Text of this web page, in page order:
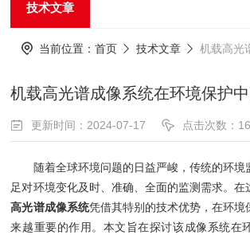
技术文章
当前位置：首页 技术文章 机载高光谱成像
机载高光谱成像系统在环境保护
更新时间：2024-07-17 点击次数：
随着全球环境问题的日益严峻，传统的环境
足对环境变化及时、准确、全面的监测需求。在
高光谱成像系统凭借其特别的技术优势，在环境
来越重要的作用。本文旨在探讨该成像系统在